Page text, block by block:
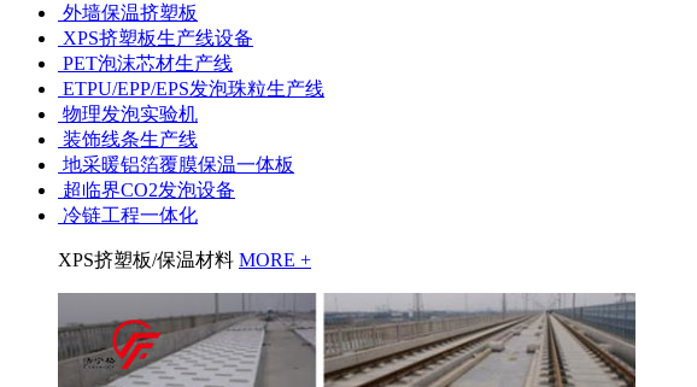
外墙保温挤塑板
XPS挤塑板生产线设备
PET泡沫芯材生产线
ETPU/EPP/EPS发泡珠粒生产线
物理发泡实验机
装饰线条生产线
地采暖铝箔覆膜保温一体板
超临界CO2发泡设备
冷链工程一体化
XPS挤塑板/保温材料 MORE +